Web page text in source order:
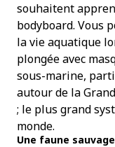
souhaitent
bodyboard. Vous
la vie aquatique
plongée avec
sous-marine,
autour de la
; le plus grand
monde.
Une faune